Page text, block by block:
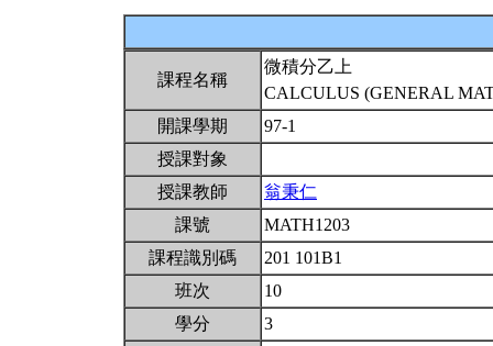
課程名稱
微積分乙上
CALCULUS (GENERAL
開課學期
97-1
授課對象
授課教師
翁秉仁
課號
MATH1203
課程識別碼
201 101B1
班次
10
學分
3